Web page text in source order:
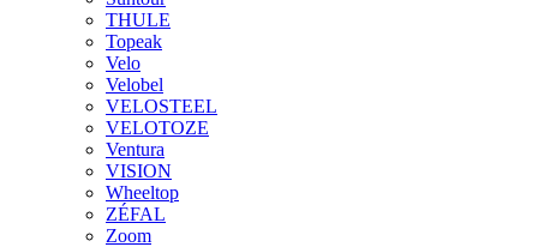
THULE
Topeak
Velo
Velobel
VELOSTEEL
VELOTOZE
Ventura
VISION
Wheeltop
ZÉFAL
Zoom